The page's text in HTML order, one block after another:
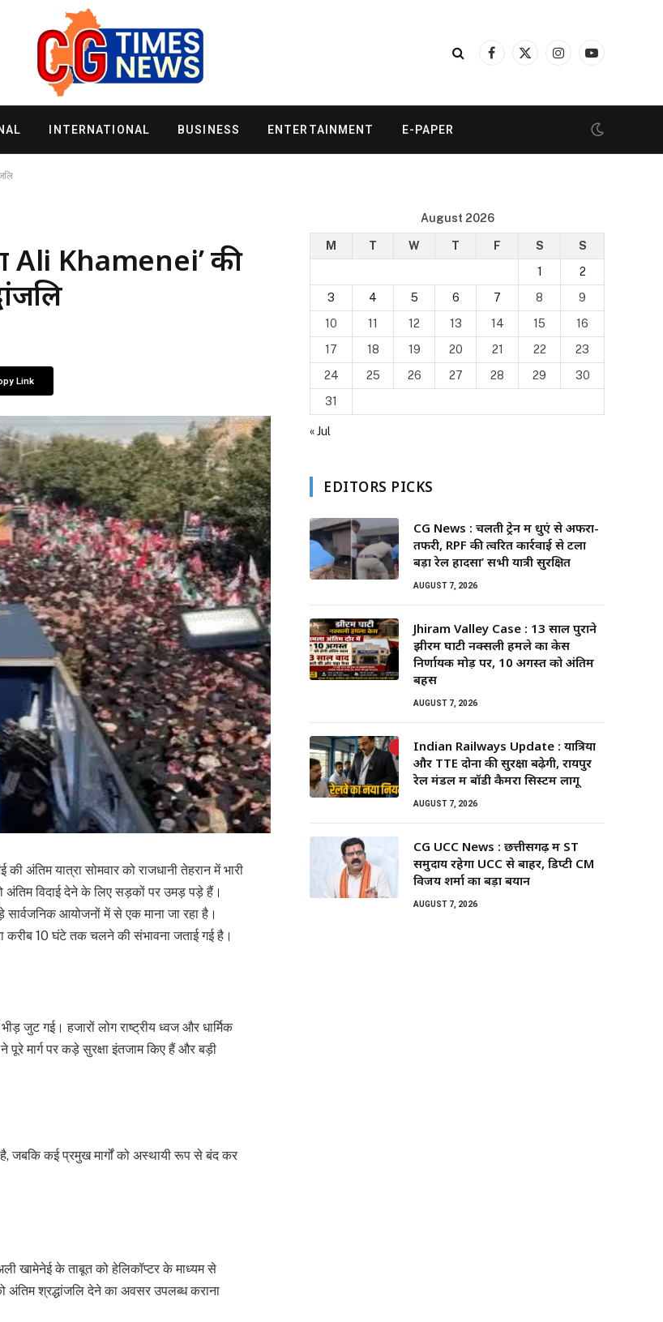
Facebook
X
InstagramYouTube
INTERNATIONAL BUSINESS ENTERTAINMENT E-PAPER
Ali Khamenei’ की
Link
अंतिम यात्रा सोमवार को राजधानी तेहरान में भारी
विदाई देने के लिए सड़कों पर उमड़ पड़े हैं।
आयोजनों में से एक माना जा रहा है।
करीब 10 घंटे तक चलने की संभावना जताई गई है।
जुट गई। हजारों लोग राष्ट्रीय ध्वज और धार्मिक
मार्ग पर कड़े सुरक्षा इंतजाम किए हैं और बड़ी
जबकि कई प्रमुख मार्गों को अस्थायी रूप से बंद कर
खामेनेई के ताबूत को हेलिकॉप्टर के माध्यम से
श्रद्धांजलि देने का अवसर उपलब्ध कराना
August 2026
M T W T F S
S
1
2
3
4 5 6 7 8
9
10
11 12 13 14 15
16
17
18 19 20 21 22
23
24
25 26 27 28 29
30
31
« Jul
EDITORS PICKS
CG News : चलती ट्रेन में धुएं से अफरा-
तफरी, RPF की त्वरित कार्रवाई से टला
बड़ा रेल हादसा’ सभी यात्री सुरक्षित
AUGUST 7, 2026
Jhiram Valley Case : 13 साल पुराने
झीरम घाटी नक्सली हमले का केस
निर्णायक मोड़ पर, 10 अगस्त को अंतिम
बहस
AUGUST 7, 2026
Indian Railways Update : यात्रियों
और TTE दोनों की सुरक्षा बढ़ेगी, रायपुर
रेल मंडल में बॉडी कैमरा सिस्टम लागू
AUGUST 7, 2026
CG UCC News : छत्तीसगढ़ में ST
समुदाय रहेगा UCC से बाहर, डिप्टी CM
विजय शर्मा का बड़ा बयान
AUGUST 7, 2026